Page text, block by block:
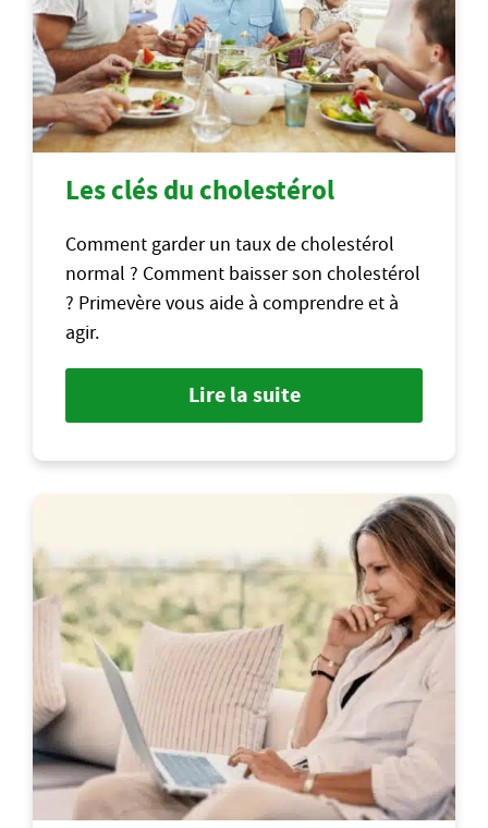
Les clés du cholestérol
Comment garder un taux de cholestérol
normal ? Comment baisser son cholestérol
? Primevère vous aide à comprendre et à
agir.
Lire la suite